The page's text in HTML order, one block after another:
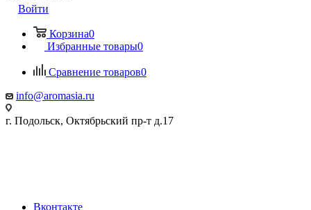
Войти
Корзина0
Избранные товары0
Сравнение товаров0
info@aromasia.ru
г. Подольск, Октябрьский пр-т д.17
Вконтакте